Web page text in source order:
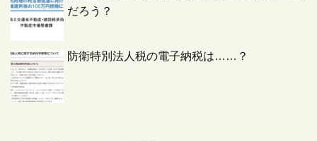
だろう？
防衛特別法人税の電子納税は……？